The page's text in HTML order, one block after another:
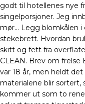
godt til hotellenes nye
singelporsjoner. Jeg
mør… Legg blomkålen i
stekebrett. Hvordan
skitt og fett fra
CLEAN. Brev om frelse
var 18 år, men heldt
materialene blir sortert,
kommer ut som to rene